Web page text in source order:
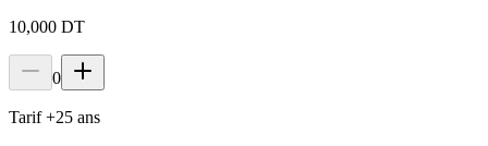
10,000 DT
0
Tarif +25 ans